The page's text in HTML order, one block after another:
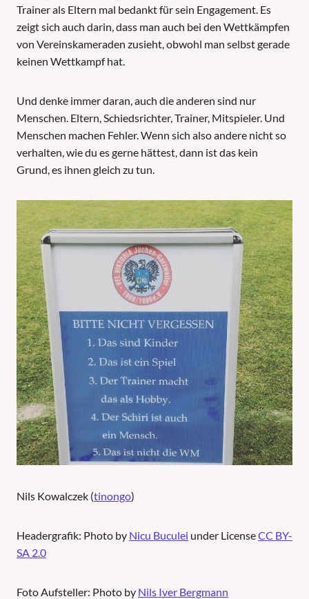
Trainer als Eltern mal bedankt für sein Engagement. Es
zeigt sich auch darin, dass man auch bei den Wettkämpfen
von Vereinskameraden zusieht, obwohl man selbst gerade
keinen Wettkampf hat.
Und denke immer daran, auch die anderen sind nur
Menschen. Eltern, Schiedsrichter, Trainer, Mitspieler. Und
Menschen machen Fehler. Wenn sich also andere nicht so
verhalten, wie du es gerne hättest, dann ist das kein
Grund, es ihnen gleich zu tun.
Nils Kowalczek (tinongo)
Headergrafik: Photo by Nicu Buculei under LicenseCC BY-
SA 2.0
Foto Aufsteller: Photo by Nils Iver Bergmann